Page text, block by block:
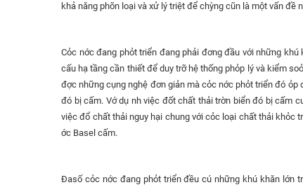
khả năng phõn loại và xử lý triệt để chỳng cũn là một vấn đề
Cỏc nớc đang phỏt triển đang phải đơng đầu với những
cấu hạ tầng cần thiết để duy trỡ hệ thống phỏp lý và kiểm
đợc những cụng nghệ đơn giản mà cỏc nớc phỏt triển đó
đó bị cấm. Vớ dụ nh việc đốt chất thải trờn biển đó bị cấm
việc đổ chất thải nguy hại chung với cỏc loại chất thải khỏc
ớc Basel cấm.
Đasố cỏc nớc đang phỏt triển đều cú những khú khăn lớn